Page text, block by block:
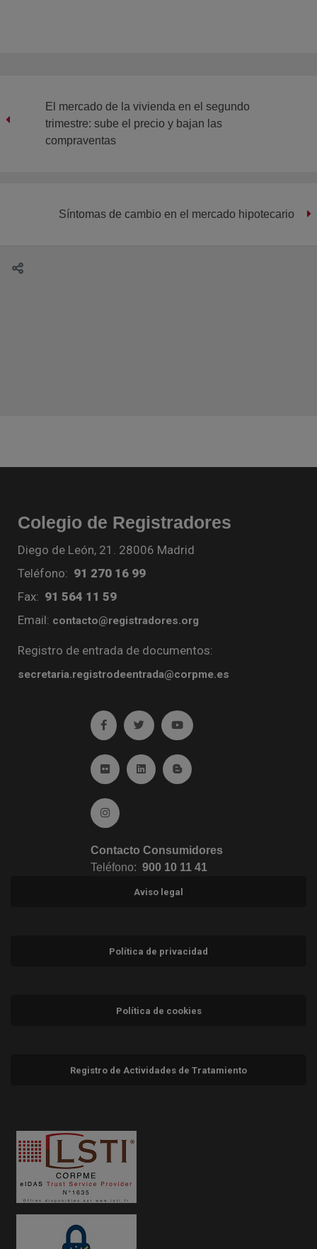
El mercado de la vivienda en el segundo
trimestre: sube el precio y bajan las
compraventas
Síntomas de cambio en el mercado hipotecario
Colegio de Registradores
Diego de León, 21. 28006 Madrid
Teléfono: 91 270 16 99
Fax: 91 564 11 59
Email: contacto@registradores.org
Registro de entrada de documentos:
secretaria.registrodeentrada@corpme.es
Ir a facebook (abre en ventana nueva)
Ir a twitter (abre en ventana nueva)
Ir a YouTube (abre en
Ir a Flickr (abre en ventana nueva)
Ir a Linkedin (abre en ventana nueva)
Ir al Blog (abre en ventana
Ir a Instagram (abre en ventana nueva)
Contacto Consumidores
Teléfono: 900 10 11 41
Aviso legal
Política de privacidad
Política de cookies
Registro de Actividades de Tratamiento